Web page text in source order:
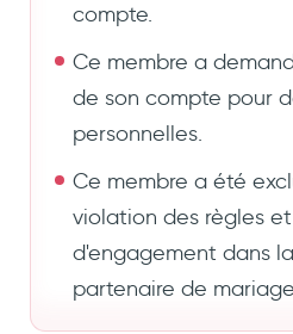
compte.
Ce membre a
de son compte pour
personnelles.
Ce membre a été
violation des règles
d'engagement dans
partenaire de